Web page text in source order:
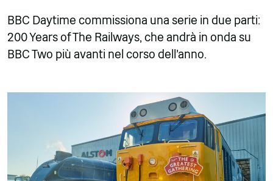
BBC Daytime commissiona una serie in due parti:
200 Years of The Railways, che andrà in onda su
BBC Two più avanti nel corso dell'anno.